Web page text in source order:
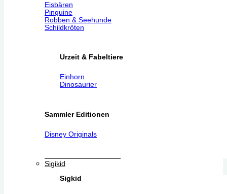
Eisbären
Pinguine
Robben & Seehunde
Schildkröten
Urzeit & Fabeltiere
Einhorn
Dinosaurier
Sammler Editionen
Disney Originals
Sigikid
Sigkid